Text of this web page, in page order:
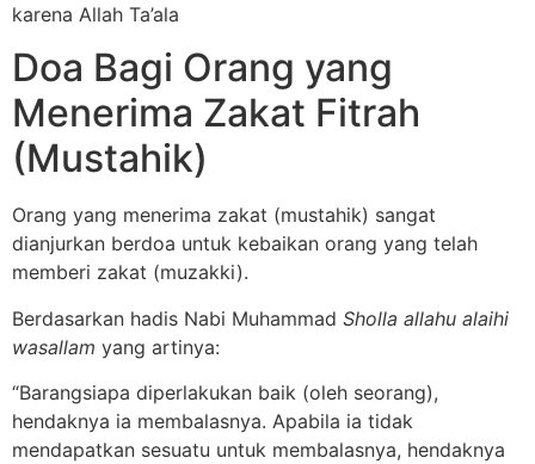
karena Allah Ta’ala
Doa Bagi Orang yang
Menerima Zakat Fitrah
(Mustahik)
Orang yang menerima zakat (mustahik) sangat
dianjurkan berdoa untuk kebaikan orang yang telah
memberi zakat (muzakki).
Berdasarkan hadis Nabi Muhammad Sholla allahu alaihi
wasallam yang artinya:
“Barangsiapa diperlakukan baik (oleh seorang),
hendaknya ia membalasnya. Apabila ia tidak
mendapatkan sesuatu untuk membalasnya, hendaknya